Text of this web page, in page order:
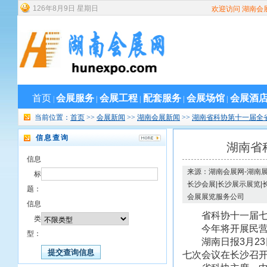
126年8 月 9 日 星期日 欢迎访问 湖南会
首页 会展服务 会展工程 配套服务 会展场馆 会展酒
当前位置： 首页 >> 会展新闻 >> 湖南会展新闻 >> 湖南省科协第十一届全
信息查询
信息
标
题：
信息
类
型：
湖南省
来源：湖南会展网-湖南
长沙会展|长沙展示展览|
会展展览服务公司
省科协十一届七
今年将开展民营
湖南日报3月23日
七次会议在长沙召